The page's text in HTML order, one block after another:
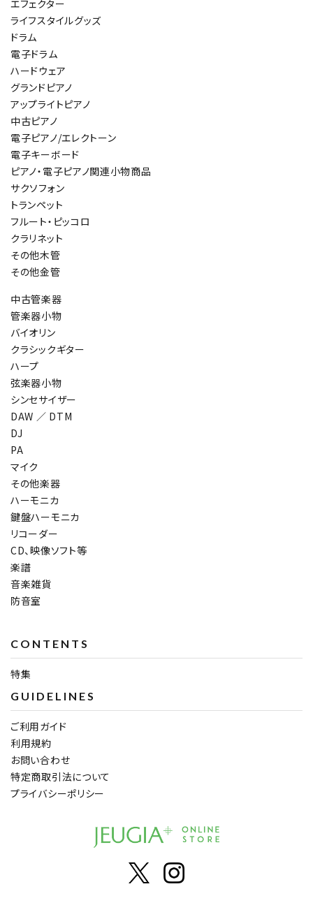
エフェクター
ライフスタイルグッズ
ドラム
電子ドラム
ハードウェア
グランドピアノ
アップライトピアノ
中古ピアノ
電子ピアノ/エレクトーン
電子キーボード
ピアノ・電子ピアノ関連小物商品
サクソフォン
トランペット
フルート・ピッコロ
クラリネット
その他木管
その他金管
中古管楽器
管楽器小物
バイオリン
クラシックギター
ハープ
弦楽器小物
シンセサイザー
DAW ／ DTM
DJ
PA
マイク
その他楽器
ハーモニカ
鍵盤ハーモニカ
リコーダー
CD、映像ソフト等
楽譜
音楽雑貨
防音室
CONTENTS
特集
GUIDELINES
ご利用ガイド
利用規約
お問い合わせ
特定商取引法について
プライバシーポリシー